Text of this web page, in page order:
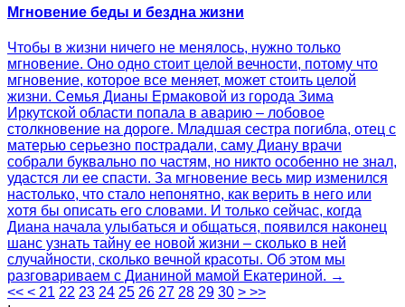
Мгновение беды и бездна жизни
Чтобы в жизни ничего не менялось, нужно только
мгновение. Оно одно стоит целой вечности, потому что
мгновение, которое все меняет, может стоить целой
жизни. Семья Дианы Ермаковой из города Зима
Иркутской области попала в аварию – лобовое
столкновение на дороге. Младшая сестра погибла, отец с
матерью серьезно пострадали, саму Диану врачи
собрали буквально по частям, но никто особенно не знал,
удастся ли ее спасти. За мгновение весь мир изменился
настолько, что стало непонятно, как верить в него или
хотя бы описать его словами. И только сейчас, когда
Диана начала улыбаться и общаться, появился наконец
шанс узнать тайну ее новой жизни – сколько в ней
случайности, сколько вечной красоты. Об этом мы
разговариваем с Дианиной мамой Екатериной. →
<< < 21 22 23 24 25 26 27 28 29 30 > >>